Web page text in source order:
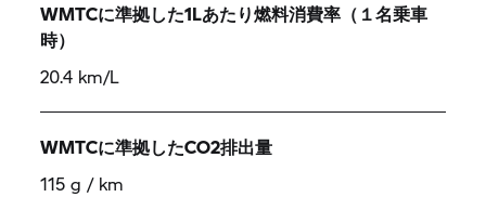
WMTCに準拠した1Lあたり燃料消費率（１名乗車
時）
20.4 km/L
WMTCに準拠したCO2排出量
115 g / km